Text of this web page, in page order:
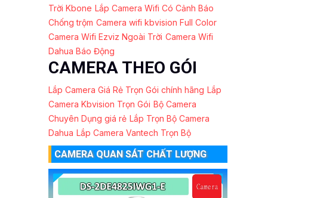
Trời Kbone Lắp Camera Wifi Có Cảnh Báo
Chống trộm Camera wifi kbvision Full Color
Camera Wifi Ezviz Ngoài Trời Camera Wifi
Dahua Báo Động
CAMERA THEO GÓI
Lắp Camera Giá Rẻ Trọn Gói chính hãng Lắp
Camera Kbvision Trọn Gói Bộ Camera
Chuyên Dụng giá rẻ Lắp Trọn Bộ Camera
Dahua Lắp Camera Vantech Trọn Bộ
CAMERA QUAN SÁT CHẤT LƯỢNG